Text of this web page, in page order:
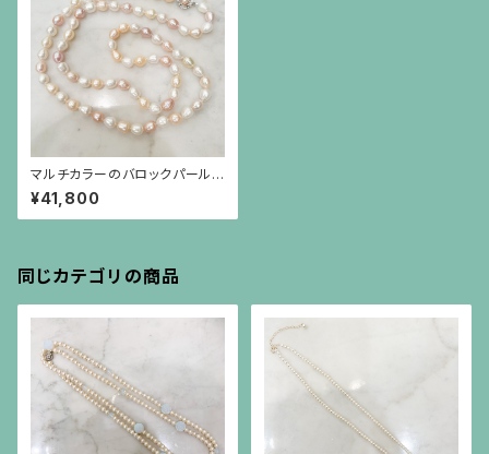
マルチカラーのバロックパール
のロングネックレス
¥41,800
同じカテゴリの商品